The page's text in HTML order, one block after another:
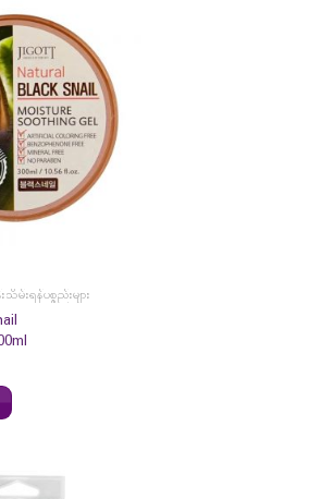
းရန်ပစ္စည်းများ